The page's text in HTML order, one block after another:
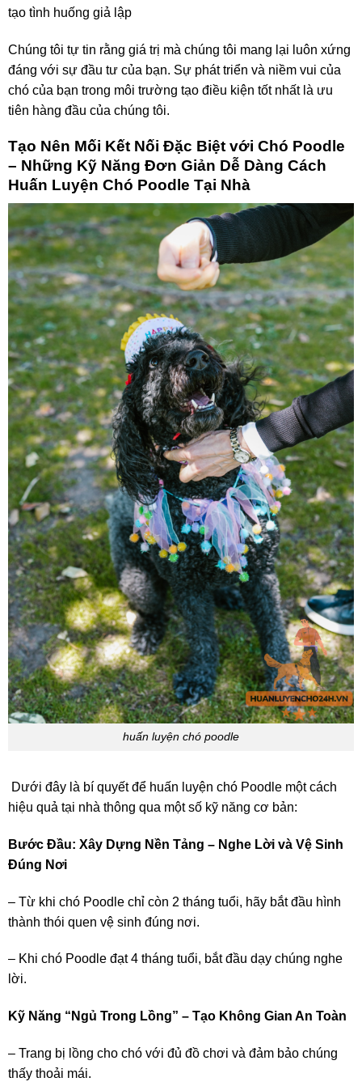
tạo tình huống giả lập
Chúng tôi tự tin rằng giá trị mà chúng tôi mang lại luôn xứng
đáng với sự đầu tư của bạn. Sự phát triển và niềm vui của
chó của bạn trong môi trường tạo điều kiện tốt nhất là ưu
tiên hàng đầu của chúng tôi.
Tạo Nên Mối Kết Nối Đặc Biệt với Chó Poodle
– Những Kỹ Năng Đơn Giản Dễ Dàng Cách
Huấn Luyện Chó Poodle Tại Nhà
huấn luyện chó poodle
Dưới đây là bí quyết để huấn luyện chó Poodle một cách
hiệu quả tại nhà thông qua một số kỹ năng cơ bản:
Bước Đầu: Xây Dựng Nền Tảng – Nghe Lời và Vệ Sinh
Đúng Nơi
– Từ khi chó Poodle chỉ còn 2 tháng tuổi, hãy bắt đầu hình
thành thói quen vệ sinh đúng nơi.
– Khi chó Poodle đạt 4 tháng tuổi, bắt đầu dạy chúng nghe
lời.
Kỹ Năng “Ngủ Trong Lồng” – Tạo Không Gian An Toàn
– Trang bị lồng cho chó với đủ đồ chơi và đảm bảo chúng
thấy thoải mái.